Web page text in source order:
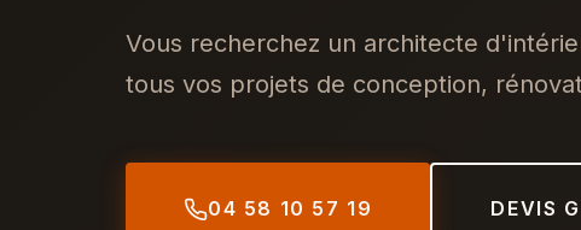
Vous recherchez un architecte
tous vos projets de conception,
04 58 10 57 19 DEVIS